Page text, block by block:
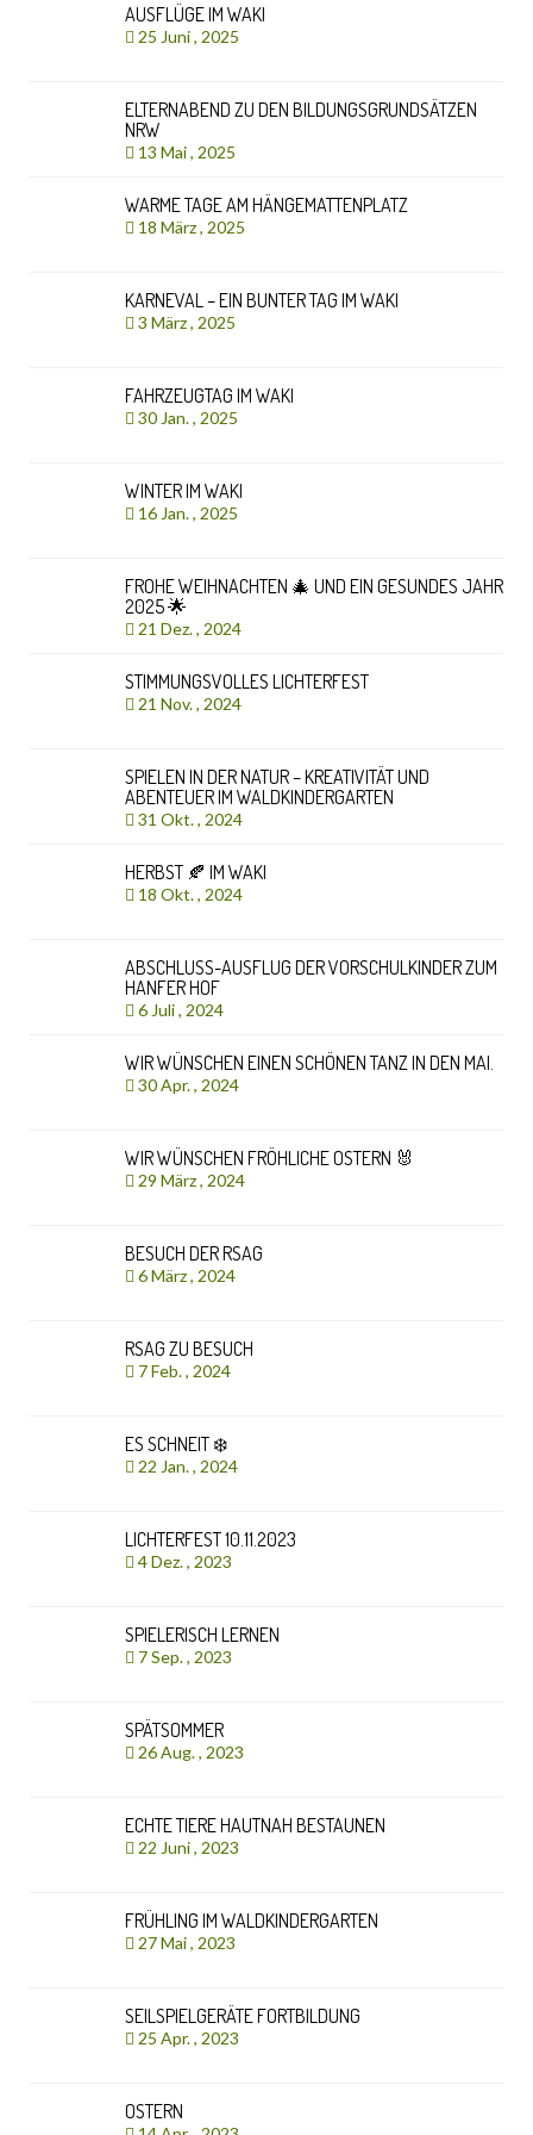
AUSFLÜGE IM WAKI
25 Juni , 2025
ELTERNABEND ZU DEN BILDUNGSGRUNDSÄTZEN
NRW
13 Mai , 2025
WARME TAGE AM HÄNGEMATTENPLATZ
18 März , 2025
KARNEVAL – EIN BUNTER TAG IM WAKI
3 März , 2025
FAHRZEUGTAG IM WAKI
30 Jan. , 2025
WINTER IM WAKI
16 Jan. , 2025
FROHE WEIHNACHTEN 🎄 UND EIN GESUNDES JAHR
2025 🌟
21 Dez. , 2024
STIMMUNGSVOLLES LICHTERFEST
21 Nov. , 2024
SPIELEN IN DER NATUR – KREATIVITÄT UND
ABENTEUER IM WALDKINDERGARTEN
31 Okt. , 2024
HERBST 🍂 IM WAKI
18 Okt. , 2024
ABSCHLUSS-AUSFLUG DER VORSCHULKINDER ZUM
HANFER HOF
6 Juli , 2024
WIR WÜNSCHEN EINEN SCHÖNEN TANZ IN DEN MAI.
30 Apr. , 2024
WIR WÜNSCHEN FRÖHLICHE OSTERN 🐰
29 März , 2024
BESUCH DER RSAG
6 März , 2024
RSAG ZU BESUCH
7 Feb. , 2024
ES SCHNEIT ❄️
22 Jan. , 2024
LICHTERFEST 10.11.2023
4 Dez. , 2023
SPIELERISCH LERNEN
7 Sep. , 2023
SPÄTSOMMER
26 Aug. , 2023
ECHTE TIERE HAUTNAH BESTAUNEN
22 Juni , 2023
FRÜHLING IM WALDKINDERGARTEN
27 Mai , 2023
SEILSPIELGERÄTE FORTBILDUNG
25 Apr. , 2023
OSTERN